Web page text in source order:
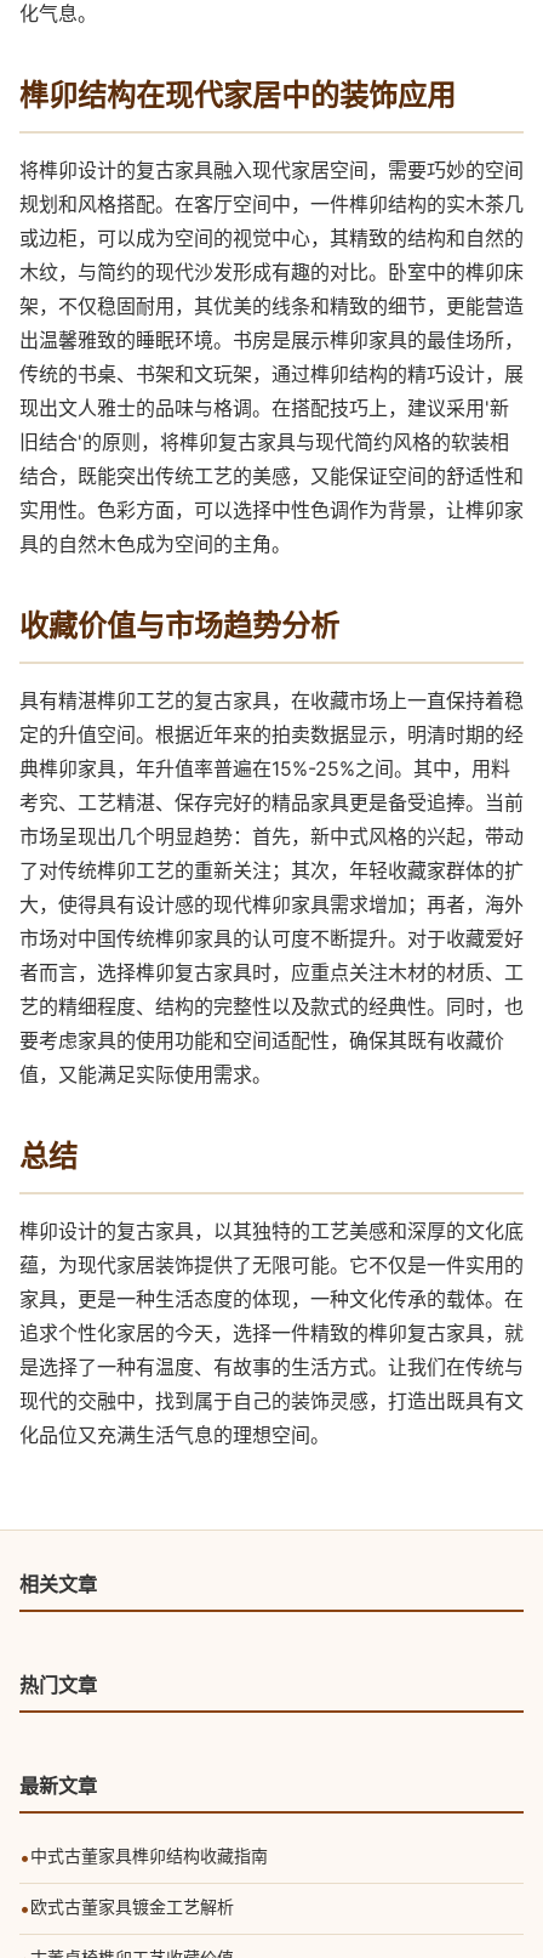
化气息。
榫卯结构在现代家居中的装饰应用
将榫卯设计的复古家具融入现代家居空间，需要巧妙的空间
规划和风格搭配。在客厅空间中，一件榫卯结构的实木茶几
或边柜，可以成为空间的视觉中心，其精致的结构和自然的
木纹，与简约的现代沙发形成有趣的对比。卧室中的榫卯床
架，不仅稳固耐用，其优美的线条和精致的细节，更能营造
出温馨雅致的睡眠环境。书房是展示榫卯家具的最佳场所，
传统的书桌、书架和文玩架，通过榫卯结构的精巧设计，展
现出文人雅士的品味与格调。在搭配技巧上，建议采用'新
旧结合'的原则，将榫卯复古家具与现代简约风格的软装相
结合，既能突出传统工艺的美感，又能保证空间的舒适性和
实用性。色彩方面，可以选择中性色调作为背景，让榫卯家
具的自然木色成为空间的主角。
收藏价值与市场趋势分析
具有精湛榫卯工艺的复古家具，在收藏市场上一直保持着稳
定的升值空间。根据近年来的拍卖数据显示，明清时期的经
典榫卯家具，年升值率普遍在15%-25%之间。其中，用料
考究、工艺精湛、保存完好的精品家具更是备受追捧。当前
市场呈现出几个明显趋势：首先，新中式风格的兴起，带动
了对传统榫卯工艺的重新关注；其次，年轻收藏家群体的扩
大，使得具有设计感的现代榫卯家具需求增加；再者，海外
市场对中国传统榫卯家具的认可度不断提升。对于收藏爱好
者而言，选择榫卯复古家具时，应重点关注木材的材质、工
艺的精细程度、结构的完整性以及款式的经典性。同时，也
要考虑家具的使用功能和空间适配性，确保其既有收藏价
值，又能满足实际使用需求。
总结
榫卯设计的复古家具，以其独特的工艺美感和深厚的文化底
蕴，为现代家居装饰提供了无限可能。它不仅是一件实用的
家具，更是一种生活态度的体现，一种文化传承的载体。在
追求个性化家居的今天，选择一件精致的榫卯复古家具，就
是选择了一种有温度、有故事的生活方式。让我们在传统与
现代的交融中，找到属于自己的装饰灵感，打造出既具有文
化品位又充满生活气息的理想空间。
相关文章
热门文章
最新文章
•中式古董家具榫卯结构收藏指南
•欧式古董家具镀金工艺解析